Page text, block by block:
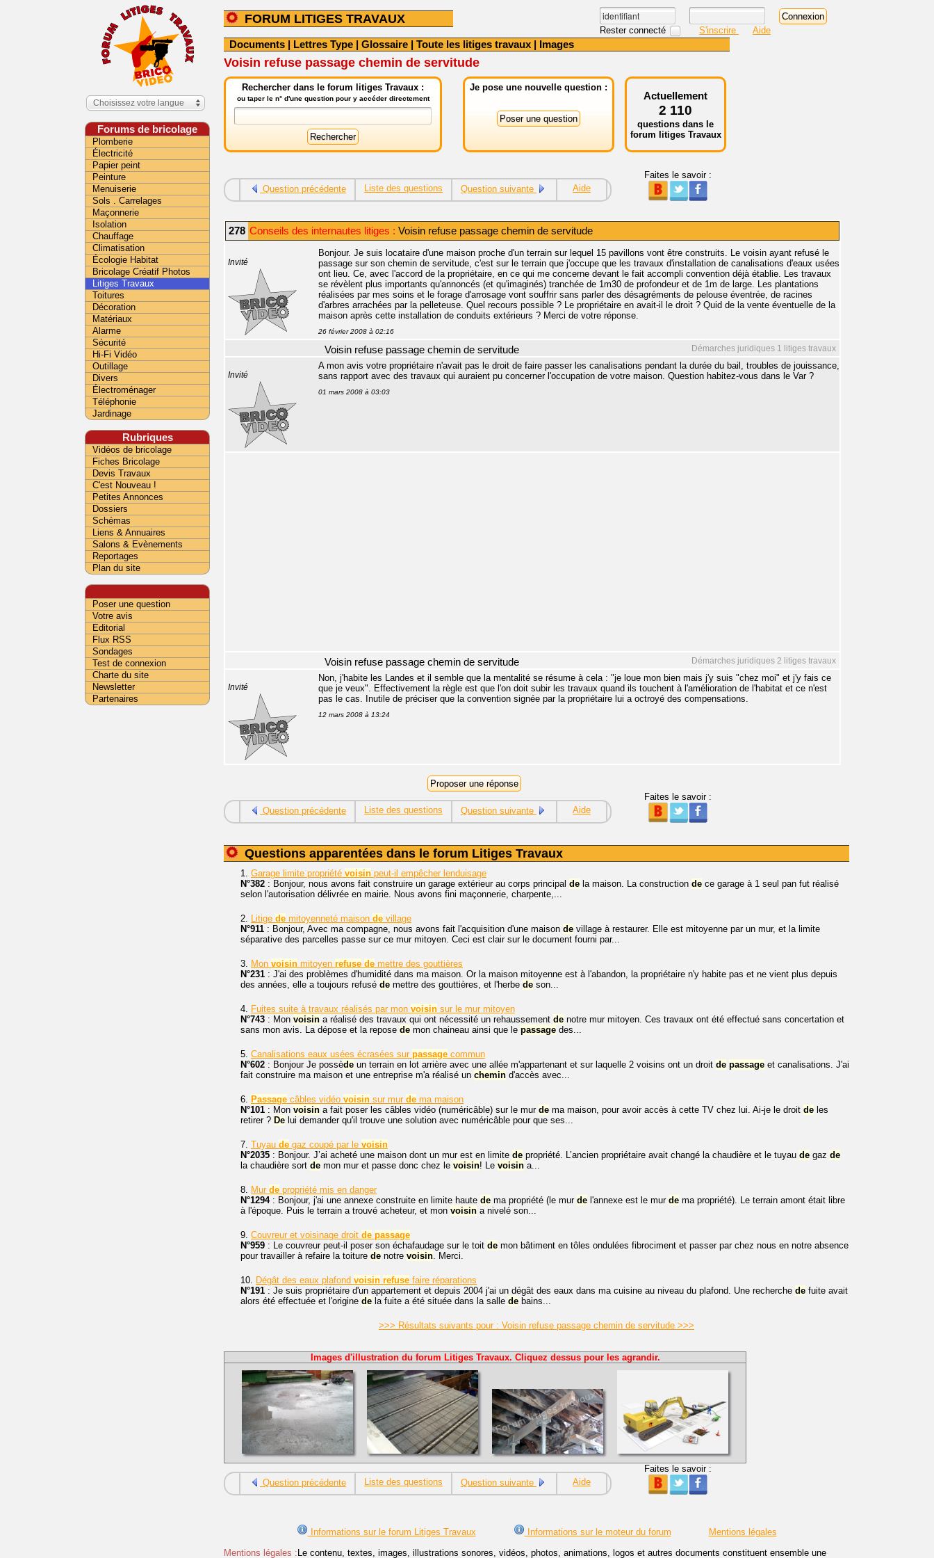
FORUM LITIGES TRAVAUX
Rester connecté S'inscrire Aide
Documents | Lettres Type | Glossaire | Toute les litiges travaux | Images
Voisin refuse passage chemin de servitude
Rechercher dans le forum litiges Travaux :
ou taper le n° d'une question pour y accéder directement
Je pose une nouvelle question :
Actuellement
2 110
questions dans le
forum litiges Travaux
Question précédente Liste des questions Question suivante Aide
Faites le savoir :
278 Conseils des internautes litiges : Voisin refuse passage chemin de servitude
Invité
Bonjour. Je suis locataire d'une maison proche d'un terrain sur lequel 15 pavillons vont être construits. Le voisin ayant refusé le
passage sur son chemin de servitude, c'est sur le terrain que j'occupe que les travaux d'installation de canalisations d'eaux usées
ont lieu. Ce, avec l'accord de la propriétaire, en ce qui me concerne devant le fait accompli convention déjà établie. Les travaux
se révèlent plus importants qu'annoncés (et qu'imaginés) tranchée de 1m30 de profondeur et de 1m de large. Les plantations
réalisées par mes soins et le forage d'arrosage vont souffrir sans parler des désagréments de pelouse éventrée, de racines
d'arbres arrachées par la pelleteuse. Quel recours possible ? Le propriétaire en avait-il le droit ? Quid de la vente éventuelle de la
maison après cette installation de conduits extérieurs ? Merci de votre réponse.
26 février 2008 à 02:16
Démarches juridiques 1 litiges travaux
Voisin refuse passage chemin de servitude
Invité
A mon avis votre propriétaire n'avait pas le droit de faire passer les canalisations pendant la durée du bail, troubles de jouissance,
sans rapport avec des travaux qui auraient pu concerner l'occupation de votre maison. Question habitez-vous dans le Var ?
01 mars 2008 à 03:03
Démarches juridiques 2 litiges travaux
Voisin refuse passage chemin de servitude
Invité
Non, j'habite les Landes et il semble que la mentalité se résume à cela : "je loue mon bien mais j'y suis "chez moi" et j'y fais ce
que je veux". Effectivement la règle est que l'on doit subir les travaux quand ils touchent à l'amélioration de l'habitat et ce n'est
pas le cas. Inutile de préciser que la convention signée par la propriétaire lui a octroyé des compensations.
12 mars 2008 à 13:24
Question précédente Liste des questions Question suivante Aide
Faites le savoir :
Questions apparentées dans le forum Litiges Travaux
1. Garage limite propriété voisin peut-il empêcher lenduisage
N°382 : Bonjour, nous avons fait construire un garage extérieur au corps principal de la maison. La construction de ce garage à 1 seul pan fut réalisé
selon l'autorisation délivrée en mairie. Nous avons fini maçonnerie, charpente,...
2. Litige de mitoyenneté maison de village
N°911 : Bonjour, Avec ma compagne, nous avons fait l'acquisition d'une maison de village à restaurer. Elle est mitoyenne par un mur, et la limite
séparative des parcelles passe sur ce mur mitoyen. Ceci est clair sur le document fourni par...
3. Mon voisin mitoyen refuse de mettre des gouttières
N°231 : J'ai des problèmes d'humidité dans ma maison. Or la maison mitoyenne est à l'abandon, la propriétaire n'y habite pas et ne vient plus depuis
des années, elle a toujours refusé de mettre des gouttières, et l'herbe de son...
4. Fuites suite à travaux réalisés par mon voisin sur le mur mitoyen
N°743 : Mon voisin a réalisé des travaux qui ont nécessité un rehaussement de notre mur mitoyen. Ces travaux ont été effectué sans concertation et
sans mon avis. La dépose et la repose de mon chaineau ainsi que le passage des...
5. Canalisations eaux usées écrasées sur passage commun
N°602 : Bonjour Je possède un terrain en lot arrière avec une allée m'appartenant et sur laquelle 2 voisins ont un droit de passage et canalisations. J'ai
fait construire ma maison et une entreprise m'a réalisé un chemin d'accès avec...
6. Passage câbles vidéo voisin sur mur de ma maison
N°101 : Mon voisin a fait poser les câbles vidéo (numéricâble) sur le mur de ma maison, pour avoir accès à cette TV chez lui. Ai-je le droit de les
retirer ? De lui demander qu'il trouve une solution avec numéricâble pour que ses...
7. Tuyau de gaz coupé par le voisin
N°2035 : Bonjour. J’ai acheté une maison dont un mur est en limite de propriété. L’ancien propriétaire avait changé la chaudière et le tuyau de gaz de
la chaudière sort de mon mur et passe donc chez le voisin! Le voisin a...
8. Mur de propriété mis en danger
N°1294: Bonjour, j'ai une annexe construite en limite haute de ma propriété (le mur de l'annexe est le mur de ma propriété). Le terrain amont était libre
à l'époque. Puis le terrain a trouvé acheteur, et mon voisin a nivelé son...
9. Couvreur et voisinage droit de passage
N°959 : Le couvreur peut-il poser son échafaudage sur le toit de mon bâtiment en tôles ondulées fibrociment et passer par chez nous en notre absence
pour travailler à refaire la toiture de notre voisin. Merci.
10. Dégât des eaux plafond voisin refuse faire réparations
N°191 : Je suis propriétaire d'un appartement et depuis 2004 j'ai un dégât des eaux dans ma cuisine au niveau du plafond. Une recherche de fuite avait
alors été effectuée et l'origine de la fuite a été située dans la salle de bains...
>>> Résultats suivants pour : Voisin refuse passage chemin de servitude >>>
Images d'illustration du forum Litiges Travaux. Cliquez dessus pour les agrandir.
Question précédente Liste des questions Question suivante Aide
Faites le savoir :
Informations sur le forum Litiges Travaux Informations sur le moteur du forum
Mentions légales
Mentions légales : Le contenu, textes, images, illustrations sonores, vidéos, photos, animations, logos et autres documents constituent ensemble une
Choisissez votre langue
Forums de bricolage
Plomberie
Électricité
Papier peint
Peinture
Menuiserie
Sols . Carrelages
Maçonnerie
Isolation
Chauffage
Climatisation
Écologie Habitat
Bricolage Créatif Photos
Litiges Travaux
Toitures
Décoration
Matériaux
Alarme
Sécurité
Hi-Fi Vidéo
Outillage
Divers
Électroménager
Téléphonie
Jardinage
Rubriques
Vidéos de bricolage
Fiches Bricolage
Devis Travaux
C'est Nouveau !
Petites Annonces
Dossiers
Schémas
Liens & Annuaires
Salons & Evènements
Reportages
Plan du site
Poser une question
Votre avis
Editorial
Flux RSS
Sondages
Test de connexion
Charte du site
Newsletter
Partenaires